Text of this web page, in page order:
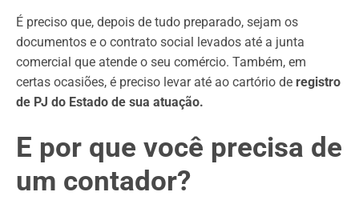
É preciso que, depois de tudo preparado, sejam os
documentos e o contrato social levados até a junta
comercial que atende o seu comércio. Também, em
certas ocasiões, é preciso levar até ao cartório de registro
de PJ do Estado de sua atuação.
E por que você precisa de
um contador?